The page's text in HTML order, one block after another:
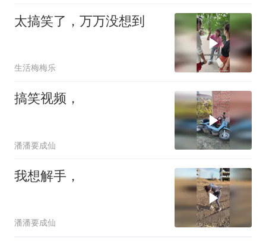
太搞笑了，万万没想到
生活梅梅乐
搞笑视频，
潘潘要成仙
我想解手，
潘潘要成仙